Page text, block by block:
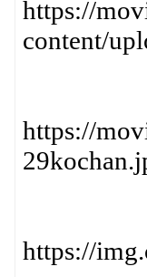
https://
content/
https://
https://